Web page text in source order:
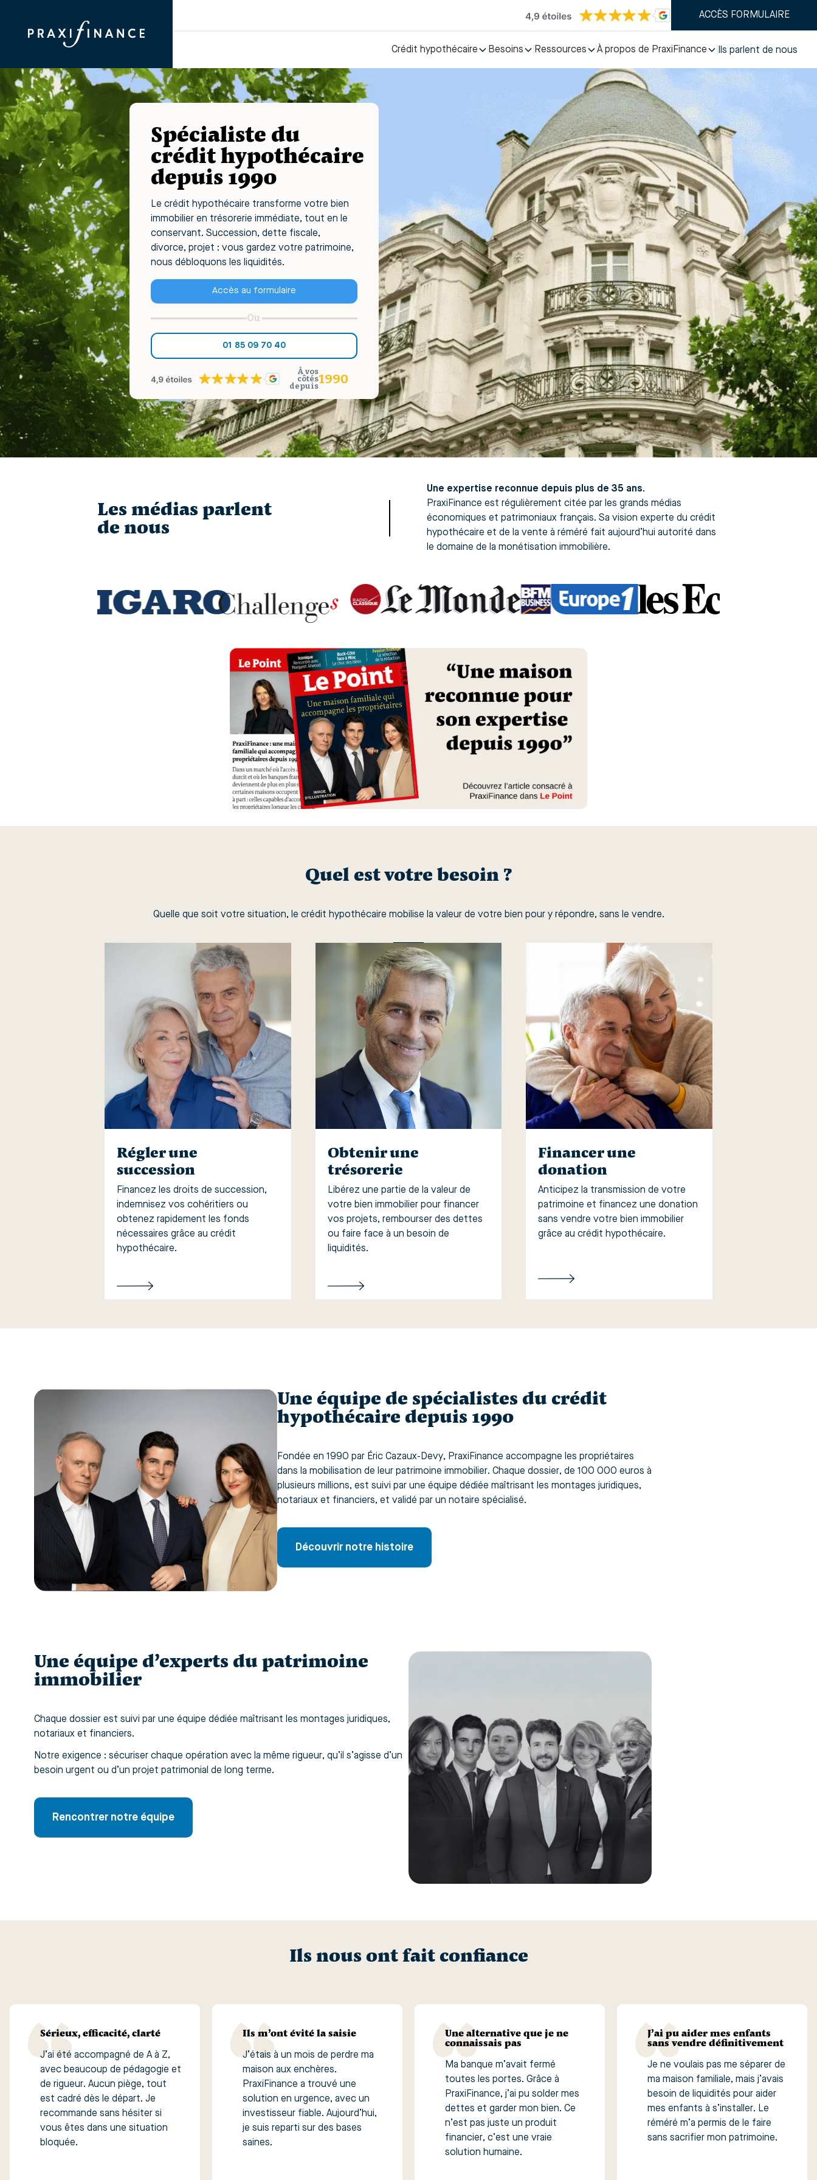
ACCÈS FORMULAIRE
Crédit hypothécaire Besoins Ressources À propos de PraxiFinance Ils parlent de nous
Spécialiste du
crédit hypothécaire
depuis 1990
Le crédit hypothécaire transforme votre bien
immobilier en trésorerie immédiate, tout en le
conservant. Succession, dette fiscale,
divorce, projet : vous gardez votre patrimoine,
nous débloquons les liquidités.
Accès au formulaire
Ou
01 85 09 70 40
À vos
côtés
depuis1990
Les médias parlent
de nous
Une expertise reconnue depuis plus de 35 ans.
PraxiFinance est régulièrement citée par les grands médias
économiques et patrimoniaux français. Sa vision experte du crédit
hypothécaire et de la vente à réméré fait aujourd’hui autorité dans
le domaine de la monétisation immobilière.
Quel est votre besoin ?
Quelle que soit votre situation, le crédit hypothécaire mobilise la valeur de votre bien pour y répondre, sans le vendre.
Régler une
succession
Financez les droits de succession,
indemnisez vos cohéritiers ou
obtenez rapidement les fonds
nécessaires grâce au crédit
hypothécaire.
Obtenir une
trésorerie
Libérez une partie de la valeur de
votre bien immobilier pour financer
vos projets, rembourser des dettes
ou faire face à un besoin de
liquidités.
Financer une
donation
Anticipez la transmission de votre
patrimoine et financez une donation
sans vendre votre bien immobilier
grâce au crédit hypothécaire.
Une équipe de spécialistes du crédit
hypothécaire depuis 1990
Fondée en 1990 par Éric Cazaux-Devy, PraxiFinance accompagne les propriétaires
dans la mobilisation de leur patrimoine immobilier. Chaque dossier, de 100 000 euros à
plusieurs millions, est suivi par une équipe dédiée maîtrisant les montages juridiques,
notariaux et financiers, et validé par un notaire spécialisé.
Découvrir notre histoire
Une équipe d’experts du patrimoine
immobilier
Chaque dossier est suivi par une équipe dédiée maîtrisant les montages juridiques,
notariaux et financiers.
Notre exigence : sécuriser chaque opération avec la même rigueur, qu’il s’agisse d’un
besoin urgent ou d’un projet patrimonial de long terme.
Rencontrer notre équipe
Ils nous ont fait confiance
Sérieux, efficacité, clarté
J’ai été accompagné de A à Z,
avec beaucoup de pédagogie et
de rigueur. Aucun piège, tout
est cadré dès le départ. Je
recommande sans hésiter si
vous êtes dans une situation
bloquée.
Ils m’ont évité la saisie
J’étais à un mois de perdre ma
maison aux enchères.
PraxiFinance a trouvé une
solution en urgence, avec un
investisseur fiable. Aujourd’hui,
je suis reparti sur des bases
saines.
Une alternative que je ne
connaissais pas
Ma banque m’avait fermé
toutes les portes. Grâce à
PraxiFinance, j’ai pu solder mes
dettes et garder mon bien. Ce
n’est pas juste un produit
financier, c’est une vraie
solution humaine.
J’ai pu aider mes enfants
sans vendre définitivement
Je ne voulais pas me séparer de
ma maison familiale, mais j’avais
besoin de liquidités pour aider
mes enfants à s’installer. Le
réméré m’a permis de le faire
sans sacrifier mon patrimoine.